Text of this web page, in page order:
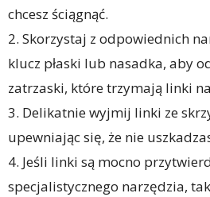
chcesz ściągnąć.
2. Skorzystaj z odpowiednich
klucz płaski lub nasadka, aby
zatrzaski, które trzymają linki
3. Delikatnie wyjmij linki ze
upewniając się, że nie
4. Jeśli linki są mocno
specjalistycznego narzędzia,